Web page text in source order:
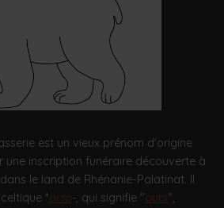
est un vieux prénom d'origine
une inscription funéraire découverte à
le land de Rhénanie-Palatinat. Il
*arto-, qui signifie "ours",